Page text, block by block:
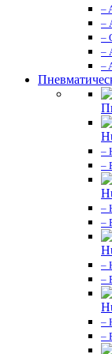
–
–
–
–
–
–
–
–
–
–
–
–
–